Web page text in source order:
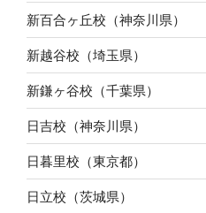
新百合ヶ丘校（神奈川県）
新越谷校（埼玉県）
新鎌ヶ谷校（千葉県）
日吉校（神奈川県）
日暮里校（東京都）
日立校（茨城県）